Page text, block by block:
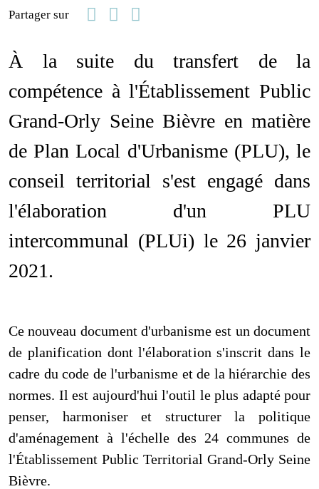
Partager sur
FacebookLinkedin
Email
À la suite du transfert de la
compétence à l'Établissement Public
Grand-Orly Seine Bièvre en matière
de Plan Local d'Urbanisme (PLU), le
conseil territorial s'est engagé dans
l'élaboration d'un PLU
intercommunal (PLUi) le 26 janvier
2021.
Ce nouveau document d'urbanisme est un document
de planification dont l'élaboration s'inscrit dans le
cadre du code de l'urbanisme et de la hiérarchie des
normes. Il est aujourd'hui l'outil le plus adapté pour
penser, harmoniser et structurer la politique
d'aménagement à l'échelle des 24 communes de
l'Établissement Public Territorial Grand-Orly Seine
Bièvre.